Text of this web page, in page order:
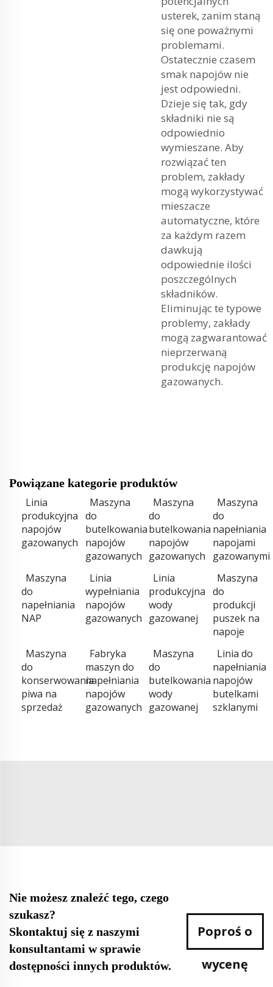
usterek, zanim staną
się one poważnymi
problemami.
Ostatecznie czasem
smak napojów nie
jest odpowiedni.
Dzieje się tak, gdy
składniki nie są
odpowiednio
wymieszane. Aby
rozwiązać ten
problem, zakłady
mogą wykorzystywać
mieszacze
automatyczne, które
za każdym razem
dawkują
odpowiednie ilości
poszczególnych
składników.
Eliminując te typowe
problemy, zakłady
mogą zagwarantować
nieprzerwaną
produkcję napojów
gazowanych.
Powiązane kategorie produktów
Linia
produkcyjna
napojów
gazowanych
Maszyna
do
butelkowania
napojów
gazowanych
Maszyna
do
butelkowania
napojów
gazowanych
Maszyna
do
napełniania
napojami
gazowanymi
Maszyna
do
napełniania
NAP
Linia
wypełniania
napojów
gazowanych
Linia
produkcyjna
wody
gazowanej
Maszyna
do
produkcji
puszek na
napoje
Maszyna
do
konserwowania
piwa na
sprzedaż
Fabryka
maszyn do
napełniania
napojów
gazowanych
Maszyna
do
butelkowania
wody
gazowanej
Linia do
napełniania
napojów
butelkami
szklanymi
Nie możesz znaleźć tego, czego
szukasz?
Skontaktuj się z naszymi
konsultantami w sprawie
dostępności innych produktów.
Poproś o
wycenę